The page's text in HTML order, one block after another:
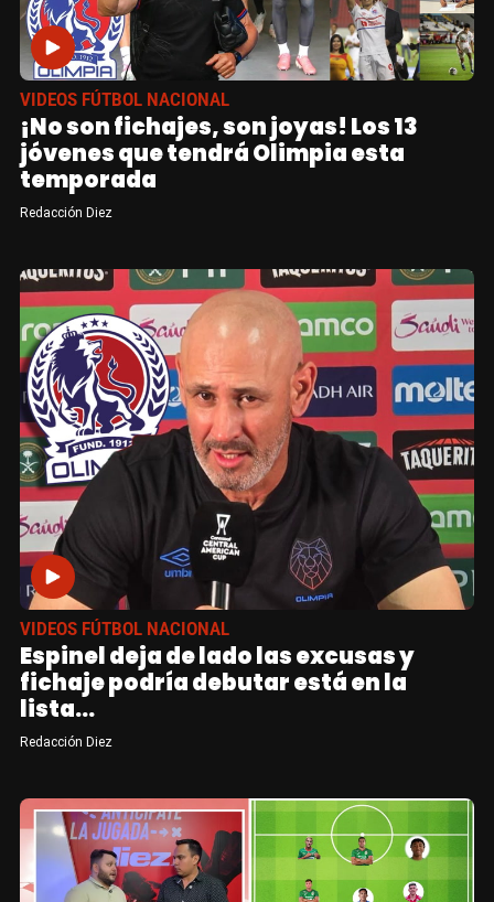
VIDEOS FÚTBOL NACIONAL
¡No son fichajes, son joyas! Los 13
jóvenes que tendrá Olimpia esta
temporada
Redacción Diez
VIDEOS FÚTBOL NACIONAL
Espinel deja de lado las excusas y
fichaje podría debutar está en la
lista...
Redacción Diez